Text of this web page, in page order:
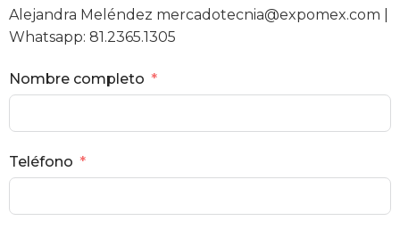
Alejandra Meléndez mercadotecnia@expomex.com |
Whatsapp: 81.2365.1305
Nombre completo
Teléfono